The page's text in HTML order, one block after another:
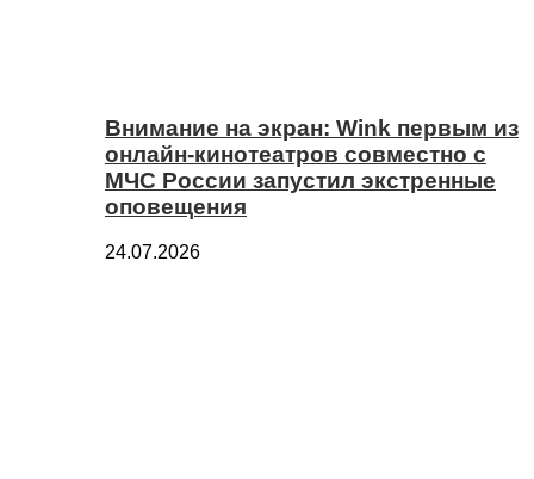
Внимание на экран: Wink первым из
онлайн-кинотеатров совместно с
МЧС России запустил экстренные
оповещения
24.07.2026